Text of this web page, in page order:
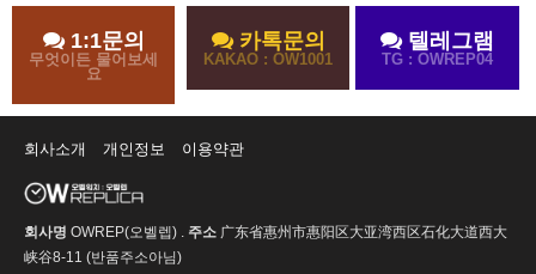
1:1문의
무엇이든 물어보세
요
카톡문의
KAKAO : OW1001
텔레그램
TG : OWREP04
회사소개 개인정보 이용약관
회사명 OWREP(오벨렙) . 주소 广东省惠州市惠阳区大亚湾西区石化大道西大
峡谷8-11 (반품주소아님)